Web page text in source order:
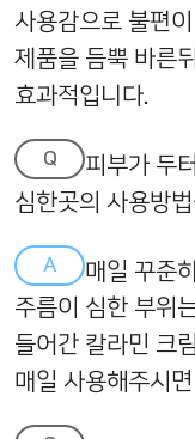
사용감으로 불편
제품을 듬뿍 바른
효과적입니다.
Q
피부가 두
심한곳의 사용방
A
매일 꾸준
주름이 심한 부위
들어간 칼라민 크
매일 사용해주시